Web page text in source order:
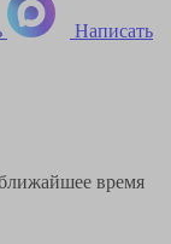
Написать
время